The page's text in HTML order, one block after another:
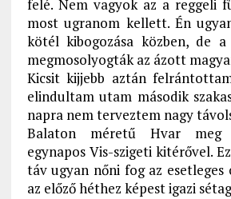
felé. Nem vagyok az a reggeli
most ugranom kellett. Én
kötél kibogozása közben, de
megmosolyogták az ázott
Kicsit kijjebb aztán
elindultam utam második
napra nem terveztem nagy
Balaton méretű Hvar meg
egynapos Vis-szigeti kitérővel.
táv ugyan nőni fog az esetleges
az előző héthez képest igazi